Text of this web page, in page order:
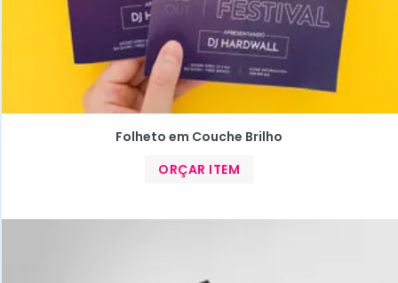
Folheto em Couche Brilho
ORÇAR ITEM